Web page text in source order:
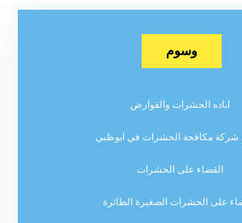
وسوم
اباده الحشرات والقوارض
شركة مكافحة الحشرات في ابوظبي
القضاء على الحشرات
على الحشرات الصغيرة الطائرة